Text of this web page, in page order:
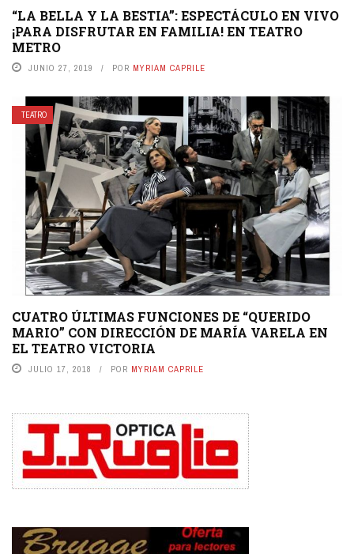
“LA BELLA Y LA BESTIA”: ESPECTÁCULO EN VIVO
¡PARA DISFRUTAR EN FAMILIA! EN TEATRO
METRO
JUNIO 27, 2019 POR MYRIAM CAPRILE
TEATRO
CUATRO ÚLTIMAS FUNCIONES DE “QUERIDO
MARIO” CON DIRECCIÓN DE MARÍA VARELA EN
EL TEATRO VICTORIA
JULIO 17, 2018 POR MYRIAM CAPRILE